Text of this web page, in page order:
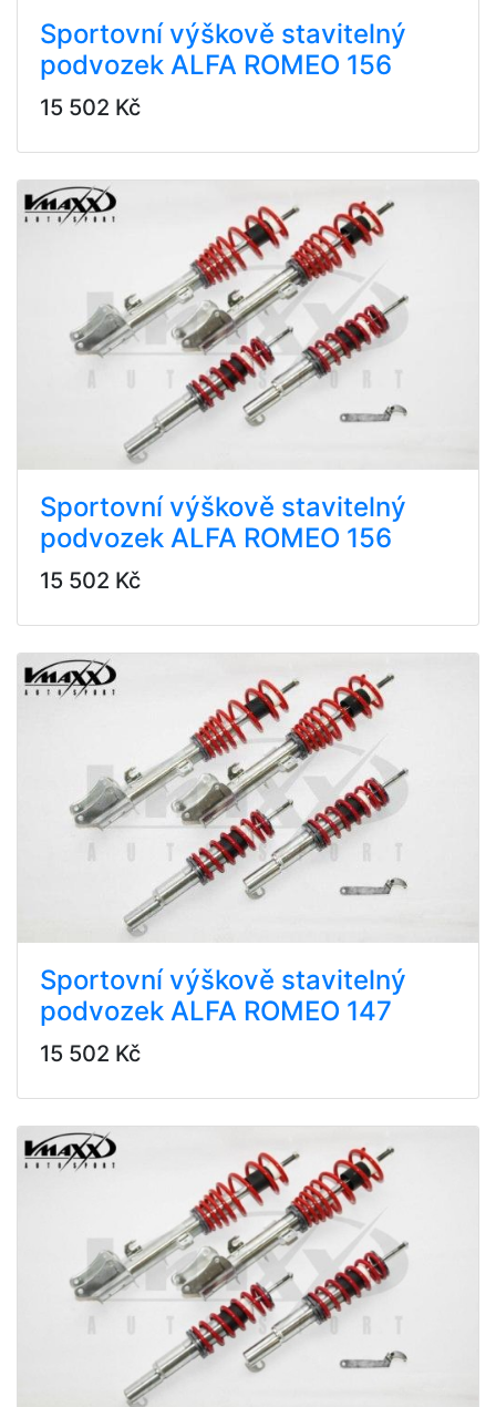
Sportovní výškově stavitelný
podvozek ALFA ROMEO 156
15 502 Kč
Sportovní výškově stavitelný
podvozek ALFA ROMEO 156
15 502 Kč
Sportovní výškově stavitelný
podvozek ALFA ROMEO 147
15 502 Kč